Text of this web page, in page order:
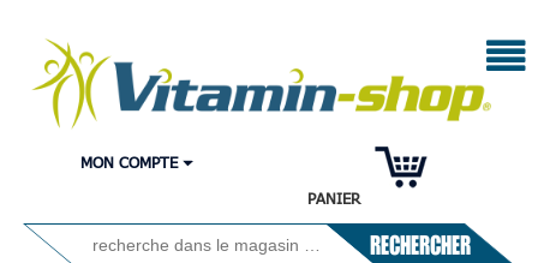
PANIER
MON COMPTE
RECHERCHER